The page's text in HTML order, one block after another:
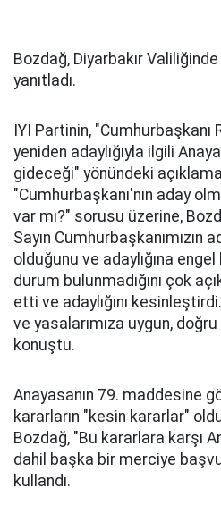
Bozdağ, Diyarbakır
yanıtladı.
İYİ Partinin, "Cumhurbaşkanı
yeniden adaylığıyla ilgili
gideceği" yönündeki
"Cumhurbaşkanı'nın aday
var mı?" sorusu üzerine,
Sayın Cumhurbaşkanımızın
olduğunu ve adaylığına
durum bulunmadığını çok
etti ve adaylığını
ve yasalarımıza uygun,
konuştu.
Anayasanın 79. maddesine
kararların "kesin kararlar"
Bozdağ, "Bu kararlara karşı
dahil başka bir merciye
kullandı.